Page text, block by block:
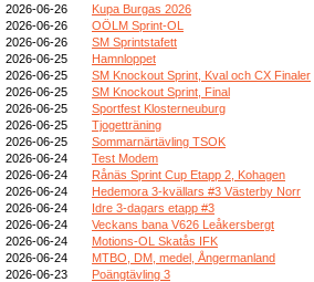
2026-06-26
Kupa Burgas 2026
2026-06-26
OÖLM Sprint-OL
2026-06-26
SM Sprintstafett
2026-06-25
Hamnloppet
2026-06-25
SM Knockout Sprint, Kval och CX Finaler
2026-06-25
SM Knockout Sprint, Final
2026-06-25
Sportfest Klosterneuburg
2026-06-25
Tjogetträning
2026-06-25
Sommarnärtävling TSOK
2026-06-24
Test Modem
2026-06-24
Rånäs Sprint Cup Etapp 2, Kohagen
2026-06-24
Hedemora 3-kvällars #3 Västerby Norr
2026-06-24
Idre 3-dagars etapp #3
2026-06-24
Veckans bana V626 Leåkersbergt
2026-06-24
Motions-OL Skatås IFK
2026-06-24
MTBO, DM, medel, Ångermanland
2026-06-23
Poängtävling 3